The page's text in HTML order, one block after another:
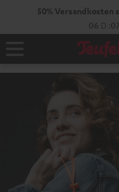
50% Versandkosten
06 D 07
Startseite